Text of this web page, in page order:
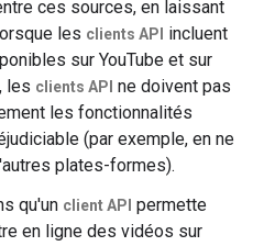
ces sources, en laissant
les clients API
incluent
sur YouTube et sur
les clients API ne doivent pas
les fonctionnalités
(par exemple, en ne
plates-formes).
qu'un client API permette
en ligne des vidéos sur